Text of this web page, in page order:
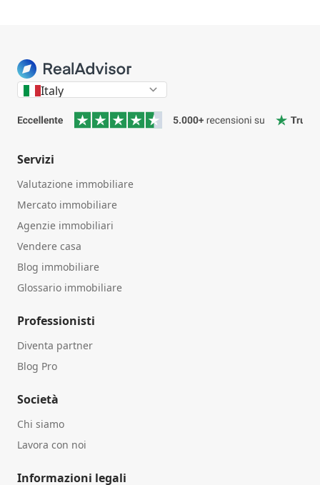
Italy
Servizi
Valutazione immobiliare
Mercato immobiliare
Agenzie immobiliari
Vendere casa
Blog immobiliare
Glossario immobiliare
Professionisti
Diventa partner
Blog Pro
Società
Chi siamo
Lavora con noi
Informazioni legali